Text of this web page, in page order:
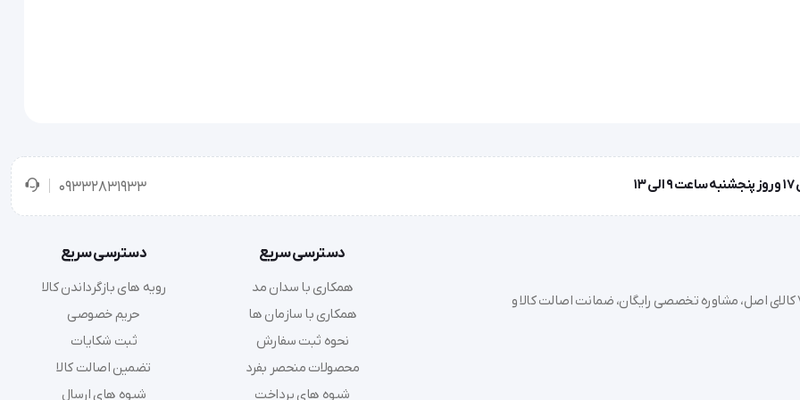
09332831933
خرید تجهیزات پزشکی عمده و جزئی با بهترین قیمت از سدان مد؛ بیش از 7000 کالای اصل، مشاوره تخصصی رایگان، ضمانت اصالت کالا و
دسترسی سریع
همکاری با سدان مد
همکاری با سازمان ها
نحوه ثبت سفارش
محصولات منحصر بفرد
شیوه های پرداخت
دسترسی سریع
رویه های بازگرداندن کالا
حریم خصوصی
ثبت شکایات
تضمین اصالت کالا
شیوه های ارسال